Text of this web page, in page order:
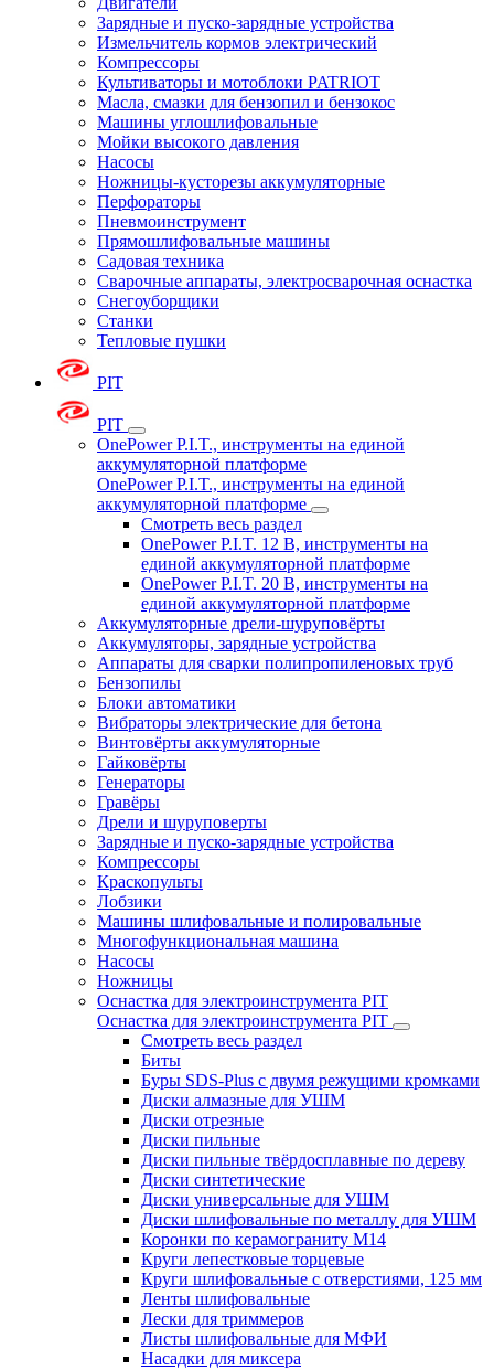
Зарядные и пуско-зарядные устройства
Измельчитель кормов электрический
Компрессоры
Культиваторы и мотоблоки PATRIOT
Масла, смазки для бензопил и бензокос
Машины углошлифовальные
Мойки высокого давления
Насосы
Ножницы-кусторезы аккумуляторные
Перфораторы
Пневмоинструмент
Прямошлифовальные машины
Садовая техника
Сварочные аппараты, электросварочная оснастка
Снегоуборщики
Станки
Тепловые пушки
PIT
PIT
OnePower P.I.T., инструменты на единой
аккумуляторной платформе
OnePower P.I.T., инструменты на единой
аккумуляторной платформе
Смотреть весь раздел
OnePower P.I.T. 12 В, инструменты на
единой аккумуляторной платформе
OnePower P.I.T. 20 В, инструменты на
единой аккумуляторной платформе
Аккумуляторные дрели-шуруповёрты
Аккумуляторы, зарядные устройства
Аппараты для сварки полипропиленовых труб
Бензопилы
Блоки автоматики
Вибраторы электрические для бетона
Винтовёрты аккумуляторные
Гайковёрты
Генераторы
Гравёры
Дрели и шуруповерты
Зарядные и пуско-зарядные устройства
Компрессоры
Краскопульты
Лобзики
Машины шлифовальные и полировальные
Многофункциональная машина
Насосы
Ножницы
Оснастка для электроинструмента PIT
Оснастка для электроинструмента PIT
Смотреть весь раздел
Биты
Буры SDS-Plus c двумя режущими кромками
Диски алмазные для УШМ
Диски отрезные
Диски пильные
Диски пильные твёрдосплавные по дереву
Диски синтетические
Диски универсальные для УШМ
Диски шлифовальные по металлу для УШМ
Коронки по керамограниту M14
Круги лепестковые торцевые
Круги шлифовальные с отверстиями, 125 мм
Ленты шлифовальные
Лески для триммеров
Листы шлифовальные для МФИ
Насадки для миксера